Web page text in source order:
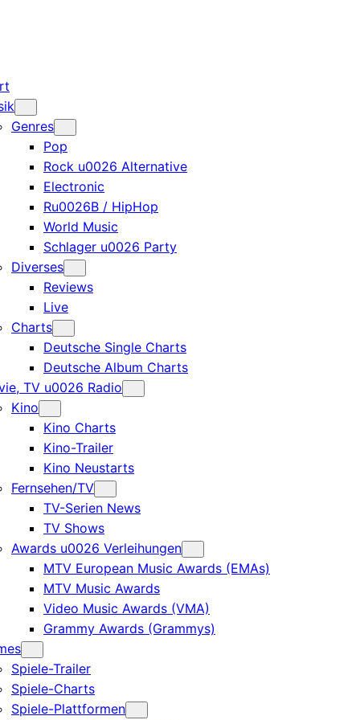
Genres
Pop
Rock u0026 Alternative
Electronic
Ru0026B / HipHop
World Music
Schlager u0026 Party
Diverses
Reviews
Live
Charts
Deutsche Single Charts
Deutsche Album Charts
TV u0026 Radio
Kino
Kino Charts
Kino-Trailer
Kino Neustarts
Fernsehen/TV
TV-Serien News
TV Shows
Awards u0026 Verleihungen
MTV European Music Awards (EMAs)
MTV Music Awards
Video Music Awards (VMA)
Grammy Awards (Grammys)
Spiele-Trailer
Spiele-Charts
Spiele-Plattformen